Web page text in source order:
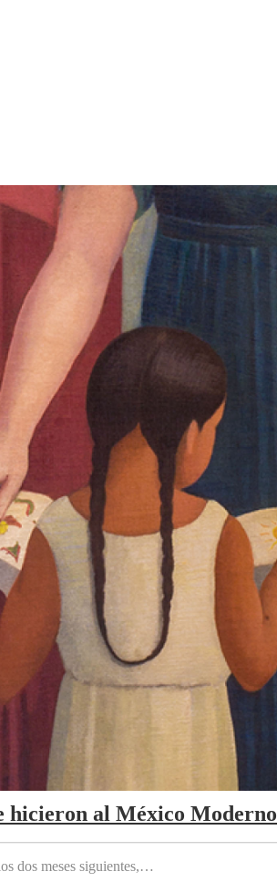
hicieron al México Moderno
dos meses siguientes,…